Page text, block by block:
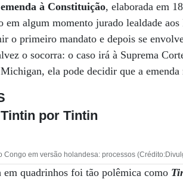
à Constituição, elaborada em
em algum momento jurado lealdade
o primeiro mandato e depois se
o socorra: o caso irá à Suprema
ela pode decidir que a emenda
por Tintin
Congo em versão holandesa: processos
em quadrinhos foi tão polêmica como